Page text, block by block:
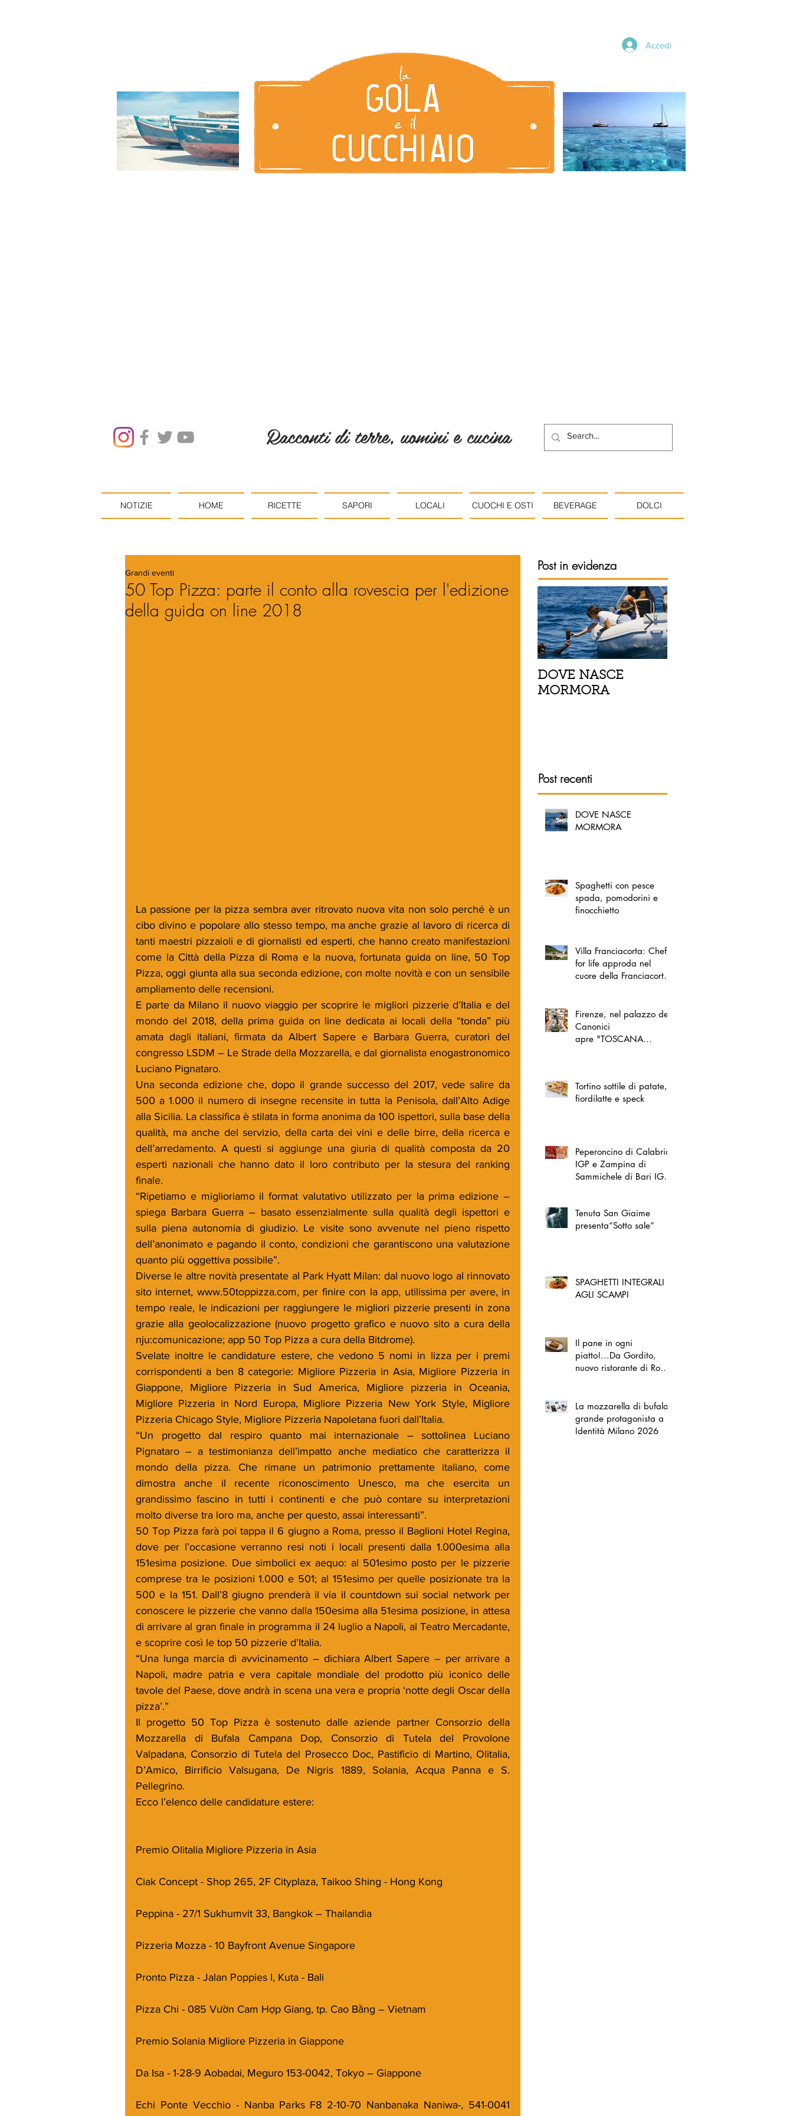
Accedi
Racconti di terre, uomini e cucina
NOTIZIE HOME RICETTE SAPORI LOCALI CUOCHI E OSTI BEVERAGE DOLCI
50 Top Pizza: parte il conto alla rovescia per l'edizione
della guida on line 2018
Grandi eventi
La passione per la pizza sembra aver ritrovato nuova vita non solo perché è un
cibo divino e popolare allo stesso tempo, ma anche grazie al lavoro di ricerca di
tanti maestri pizzaioli e di giornalisti ed esperti, che hanno creato manifestazioni
come la Città della Pizza di Roma e la nuova, fortunata guida on line, 50 Top
Pizza, oggi giunta alla sua seconda edizione, con molte novità e con un sensibile
ampliamento delle recensioni.
E parte da Milano il nuovo viaggio per scoprire le migliori pizzerie d’Italia e del
mondo del 2018, della prima guida on line dedicata ai locali della “tonda” più
amata dagli italiani, firmata da Albert Sapere e Barbara Guerra, curatori del
congresso LSDM – Le Strade della Mozzarella, e dal giornalista enogastronomico
Luciano Pignataro.
Una seconda edizione che, dopo il grande successo del 2017, vede salire da
500 a 1.000 il numero di insegne recensite in tutta la Penisola, dall’Alto Adige
alla Sicilia. La classifica è stilata in forma anonima da 100 ispettori, sulla base della
qualità, ma anche del servizio, della carta dei vini e delle birre, della ricerca e
dell’arredamento. A questi si aggiunge una giuria di qualità composta da 20
esperti nazionali che hanno dato il loro contributo per la stesura del ranking
finale.
“Ripetiamo e miglioriamo il format valutativo utilizzato per la prima edizione –
spiega Barbara Guerra – basato essenzialmente sulla qualità degli ispettori e
sulla piena autonomia di giudizio. Le visite sono avvenute nel pieno rispetto
dell’anonimato e pagando il conto, condizioni che garantiscono una valutazione
quanto più oggettiva possibile”.
Diverse le altre novità presentate al Park Hyatt Milan: dal nuovo logo al rinnovato
sito internet, www.50toppizza.com, per finire con la app, utilissima per avere, in
tempo reale, le indicazioni per raggiungere le migliori pizzerie presenti in zona
grazie alla geolocalizzazione (nuovo progetto grafico e nuovo sito a cura della
nju:comunicazione; app 50 Top Pizza a cura della Bitdrome).
Svelate inoltre le candidature estere, che vedono 5 nomi in lizza per i premi
corrispondenti a ben 8 categorie: Migliore Pizzeria in Asia, Migliore Pizzeria in
Giappone, Migliore Pizzeria in Sud America, Migliore pizzeria in Oceania,
Migliore Pizzeria in Nord Europa, Migliore Pizzeria New York Style, Migliore
Pizzeria Chicago Style, Migliore Pizzeria Napoletana fuori dall’Italia.
“Un progetto dal respiro quanto mai internazionale – sottolinea Luciano
Pignataro – a testimonianza dell’impatto anche mediatico che caratterizza il
mondo della pizza. Che rimane un patrimonio prettamente italiano, come
dimostra anche il recente riconoscimento Unesco, ma che esercita un
grandissimo fascino in tutti i continenti e che può contare su interpretazioni
molto diverse tra loro ma, anche per questo, assai interessanti”.
50 Top Pizza farà poi tappa il 6 giugno a Roma, presso il Baglioni Hotel Regina,
dove per l’occasione verranno resi noti i locali presenti dalla 1.000esima alla
151esima posizione. Due simbolici ex aequo: al 501esimo posto per le pizzerie
comprese tra le posizioni 1.000 e 501; al 151esimo per quelle posizionate tra la
500 e la 151. Dall’8 giugno prenderà il via il countdown sui social network per
conoscere le pizzerie che vanno dalla 150esima alla 51esima posizione, in attesa
di arrivare al gran finale in programma il 24 luglio a Napoli, al Teatro Mercadante,
e scoprire così le top 50 pizzerie d’Italia.
“Una lunga marcia di avvicinamento – dichiara Albert Sapere – per arrivare a
Napoli, madre patria e vera capitale mondiale del prodotto più iconico delle
tavole del Paese, dove andrà in scena una vera e propria ‘notte degli Oscar della
pizza’.”
Il progetto 50 Top Pizza è sostenuto dalle aziende partner Consorzio della
Mozzarella di Bufala Campana Dop, Consorzio di Tutela del Provolone
Valpadana, Consorzio di Tutela del Prosecco Doc, Pastificio di Martino, Olitalia,
D’Amico, Birrificio Valsugana, De Nigris 1889, Solania, Acqua Panna e S.
Pellegrino.
Ecco l’elenco delle candidature estere:
Premio Olitalia Migliore Pizzeria in Asia
Ciak Concept - Shop 265, 2F Cityplaza, Taikoo Shing - Hong Kong
Peppina - 27/1 Sukhumvit 33, Bangkok – Thailandia
Pizzeria Mozza - 10 Bayfront Avenue Singapore
Pronto Pizza - Jalan Poppies I, Kuta - Bali
Pizza Chi - 085 Vườn Cam Hợp Giang, tp. Cao Bằng – Vietnam
Premio Solania Migliore Pizzeria in Giappone
Da Isa - 1-28-9 Aobadai, Meguro 153-0042, Tokyo – Giappone
Echi Ponte Vecchio - Nanba Parks F8 2-10-70 Nanbanaka Naniwa-, 541-0041
Post in evidenza
DOVE NASCE
MORMORA
Post recenti
DOVE NASCE
MORMORA
Spaghetti con pesce
spada, pomodorini e
finocchietto
Villa Franciacorta: Chefs
for life approda nel
cuore della Franciacorta,
Firenze, nel palazzo dei
Canonici
apre "TOSCANA
Tortino sottile di patate,
fiordilatte e speck
Peperoncino di Calabria
IGP e Zampina di
Sammichele di Bari IGP
Tenuta San Giaime
presenta“Sotto sale”
SPAGHETTI INTEGRALI
AGLI SCAMPI
Il pane in ogni
piatto!...Da Gordito,
nuovo ristorante di Roma
La mozzarella di bufala
grande protagonista a
Identità Milano 2026